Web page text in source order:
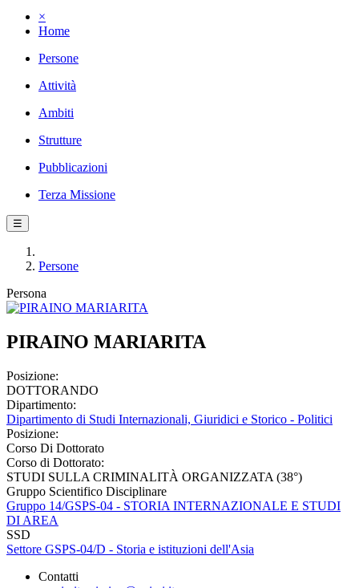
×
Home
Persone
Attività
Ambiti
Strutture
Pubblicazioni
Terza Missione
☰
Persone
Persona
PIRAINO MARIARITA
Posizione:
DOTTORANDO
Dipartimento:
Dipartimento di Studi Internazionali, Giuridici e Storico - Politici
Posizione:
Corso Di Dottorato
Corso di Dottorato:
STUDI SULLA CRIMINALITÀ ORGANIZZATA (38°)
Gruppo Scientifico Disciplinare
Gruppo 14/GSPS-04 - STORIA INTERNAZIONALE E STUDI
DI AREA
SSD
Settore GSPS-04/D - Storia e istituzioni dell'Asia
Contatti